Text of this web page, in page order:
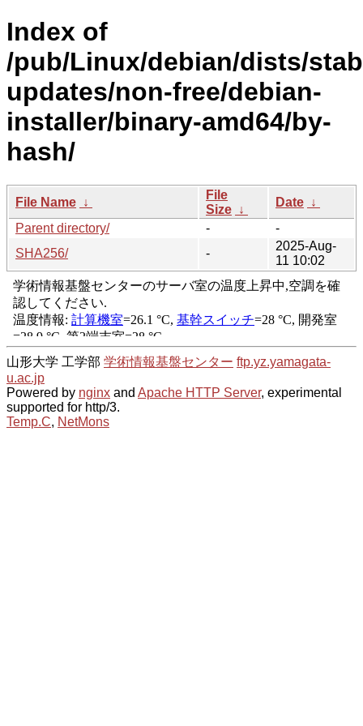
Index of
/pub/Linux/debian/dists/
updates/non-free/debian-
installer/binary-amd64/by-
hash/
File Name ↓
File
Size ↓
Date ↓
Parent directory/
-
-
SHA256/
-
2025-Aug-
11 10:02
山形大学 工学部 学術情報基盤センター ftp.yz.yamagata-
u.ac.jp
Powered by nginx and Apache HTTP Server, experimental
supported for http/3.
Temp.C, NetMons